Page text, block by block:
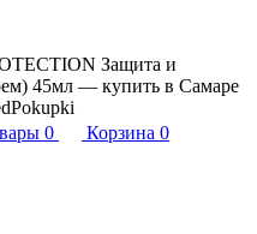
Защита и
45мл — купить в Самаре
0 Корзина 0